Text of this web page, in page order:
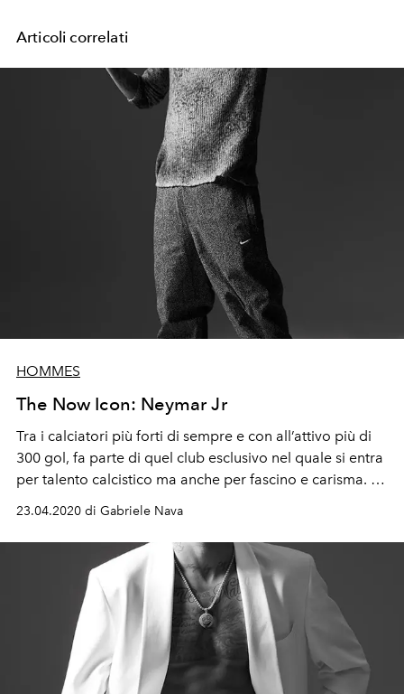
Articoli correlati
HOMMES
The Now Icon: Neymar Jr
Tra i calciatori più forti di sempre e con all’attivo più di
300 gol, fa parte di quel club esclusivo nel quale si entra
per talento calcistico ma anche per fascino e carisma. «Il
23.04.2020 di Gabriele Nava